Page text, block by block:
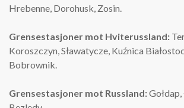
Hrebenne, Dorohusk, Zosin.
Grensestasjoner mot Hviterussland:
Koroszczyn, Sławatycze, Kuźnica
Bobrownik.
Grensestasjoner mot Russland: